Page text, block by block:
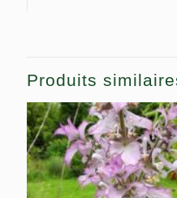
Produits